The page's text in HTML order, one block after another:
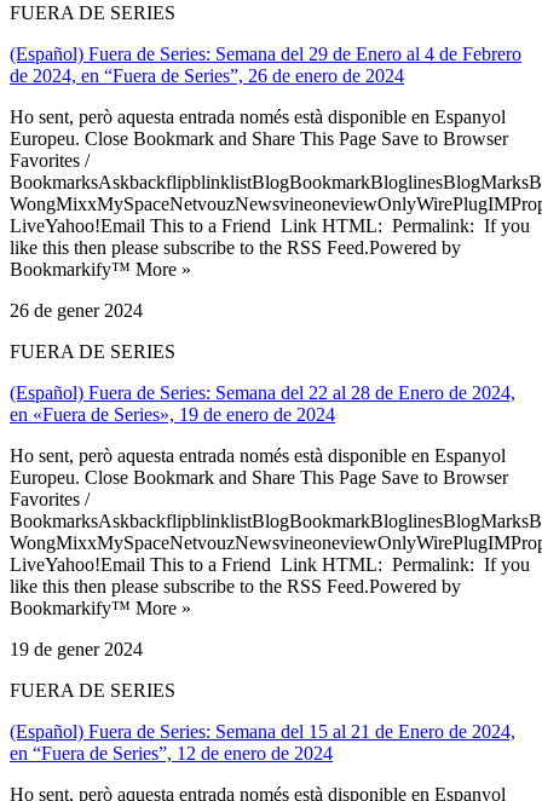
FUERA DE SERIES
(Español) Fuera de Series: Semana del 29 de Enero al 4 de Febrero
de 2024, en “Fuera de Series”, 26 de enero de 2024
Ho sent, però aquesta entrada només està disponible en Espanyol
Europeu. Close Bookmark and Share This Page Save to Browser
Favorites /
LiveYahoo!Email This to a Friend Link HTML: Permalink: If you
like this then please subscribe to the RSS Feed.Powered by
Bookmarkify™ More »
26 de gener 2024
FUERA DE SERIES
(Español) Fuera de Series: Semana del 22 al 28 de Enero de 2024,
en «Fuera de Series», 19 de enero de 2024
Ho sent, però aquesta entrada només està disponible en Espanyol
Europeu. Close Bookmark and Share This Page Save to Browser
Favorites /
LiveYahoo!Email This to a Friend Link HTML: Permalink: If you
like this then please subscribe to the RSS Feed.Powered by
Bookmarkify™ More »
19 de gener 2024
FUERA DE SERIES
(Español) Fuera de Series: Semana del 15 al 21 de Enero de 2024,
en “Fuera de Series”, 12 de enero de 2024
Ho sent, però aquesta entrada només està disponible en Espanyol